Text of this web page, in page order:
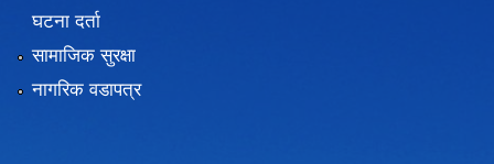
घटना दर्ता
सामाजिक सुरक्षा
नागरिक वडापत्र